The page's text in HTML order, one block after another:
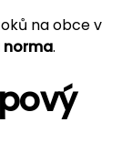
na obce v
norma.